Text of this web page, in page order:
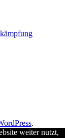
.
weiter nutzt,